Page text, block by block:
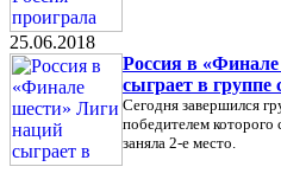
25.06.2018
Россия в
сыграет в
Сегодня завершился
победителем которого
заняла 2-е место.